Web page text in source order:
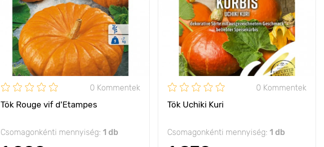
0 Kommentek
Tök Rouge vif d'Etampes
Csomagonkénti mennyiség: 1 db
Kifejlett kori
magasság
bokor típusú
Ültetési távolság 50 х 20 cm
Fényigény nap
A termés súlya 6 - 12 kg
0 Kommentek
Tök Uchiki Kuri
Csomagonkénti mennyiség: 1 db
magasság
Ültetési távolság 100 х 100 cm
Fényigény
A termés súlya 1500 g